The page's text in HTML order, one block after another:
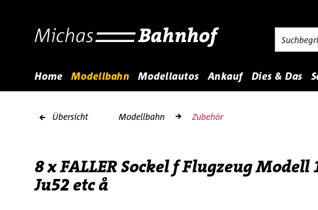
Home Modellbahn Modellautos Ankauf Dies & Das
Übersicht Modellbahn Zubehör
8 x FALLER Sockel f Flugzeug
Ju52 etc å